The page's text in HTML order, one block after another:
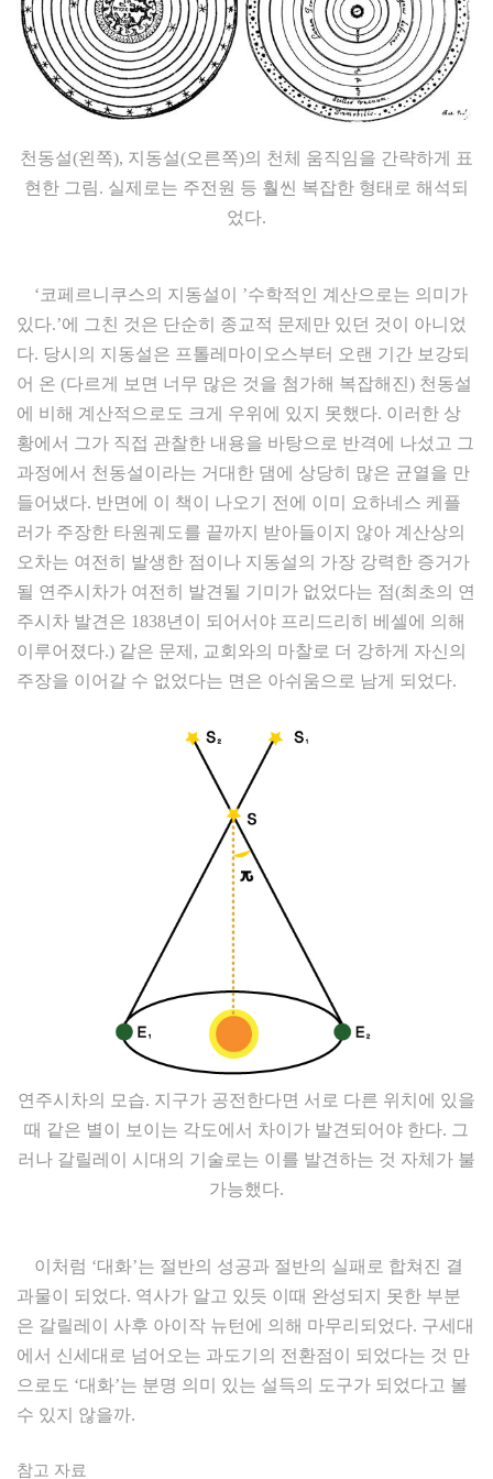
천동설(왼쪽), 지동설(오른쪽)의 천체 움직임을 간략하게 표
현한 그림. 실제로는 주전원 등 훨씬 복잡한 형태로 해석되
었다.
‘코페르니쿠스의 지동설이 ’수학적인 계산으로는 의미가
있다.’에 그친 것은 단순히 종교적 문제만 있던 것이 아니었
다. 당시의 지동설은 프톨레마이오스부터 오랜 기간 보강되
어 온 (다르게 보면 너무 많은 것을 첨가해 복잡해진) 천동설
에 비해 계산적으로도 크게 우위에 있지 못했다. 이러한 상
황에서 그가 직접 관찰한 내용을 바탕으로 반격에 나섰고 그
과정에서 천동설이라는 거대한 댐에 상당히 많은 균열을 만
들어냈다. 반면에 이 책이 나오기 전에 이미 요하네스 케플
러가 주장한 타원궤도를 끝까지 받아들이지 않아 계산상의
오차는 여전히 발생한 점이나 지동설의 가장 강력한 증거가
될 연주시차가 여전히 발견될 기미가 없었다는 점(최초의 연
주시차 발견은 1838년이 되어서야 프리드리히 베셀에 의해
이루어졌다.) 같은 문제, 교회와의 마찰로 더 강하게 자신의
주장을 이어갈 수 없었다는 면은 아쉬움으로 남게 되었다.
연주시차의 모습. 지구가 공전한다면 서로 다른 위치에 있을
때 같은 별이 보이는 각도에서 차이가 발견되어야 한다. 그
러나 갈릴레이 시대의 기술로는 이를 발견하는 것 자체가 불
가능했다.
이처럼 ‘대화’는 절반의 성공과 절반의 실패로 합쳐진 결
과물이 되었다. 역사가 알고 있듯 이때 완성되지 못한 부분
은 갈릴레이 사후 아이작 뉴턴에 의해 마무리되었다. 구세대
에서 신세대로 넘어오는 과도기의 전환점이 되었다는 것 만
으로도 ‘대화’는 분명 의미 있는 설득의 도구가 되었다고 볼
수 있지 않을까.
참고 자료